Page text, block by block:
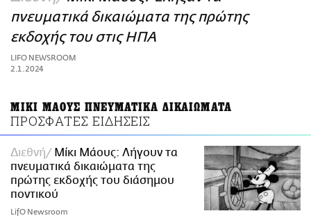
ΑΜΠΑ
PRINT
πνευματικά δικαιώματα της πρώτης
εκδοχής του στις ΗΠΑ
LIFO NEWSROOM
2.1.2024
ΜΙΚΙ ΜΑΟΥΣ ΠΝΕΥΜΑΤΙΚΑ ΔΙΚΑΙΩΜΑΤΑ
ΠΡΟΣΦΑΤΕΣ ΕΙΔΗΣΕΙΣ
Διεθνή
Μίκι Μάους: Λήγουν τα
πνευματικά δικαιώματα της
πρώτης εκδοχής του διάσημου
ποντικού
LifO Newsroom